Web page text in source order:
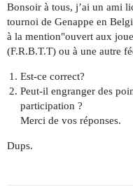
Bonsoir à tous, j’ai un ami
tournoi de Genappe en
à la mention"ouvert aux
(F.R.B.T.T) ou à une autre
Est-ce correct?
Peut-il engranger des
participation ?
Merci de vos réponses.
Dups.